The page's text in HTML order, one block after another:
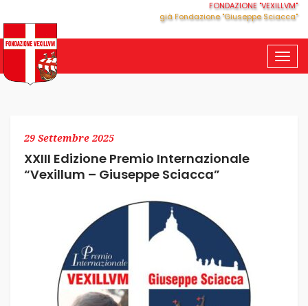
FONDAZIONE "VEXILLVM"
già Fondazione "Giuseppe Sciacca"
29 Settembre 2025
XXIII Edizione Premio Internazionale
“Vexillum – Giuseppe Sciacca”